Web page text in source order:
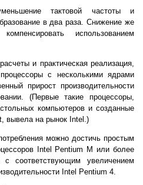
тактовой частоты и
в два раза. Снижение же
использованием
и практическая реализация,
с несколькими ядрами
прирост производительности
(Первые такие процессоры,
компьютеров и созданные
вывела на рынок Intel.)
можно достичь простым
Intel Pentium M или более
соответствующим увеличением
Intel Pentium 4.